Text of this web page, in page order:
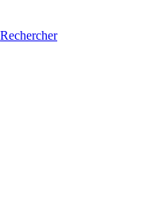
Rechercher